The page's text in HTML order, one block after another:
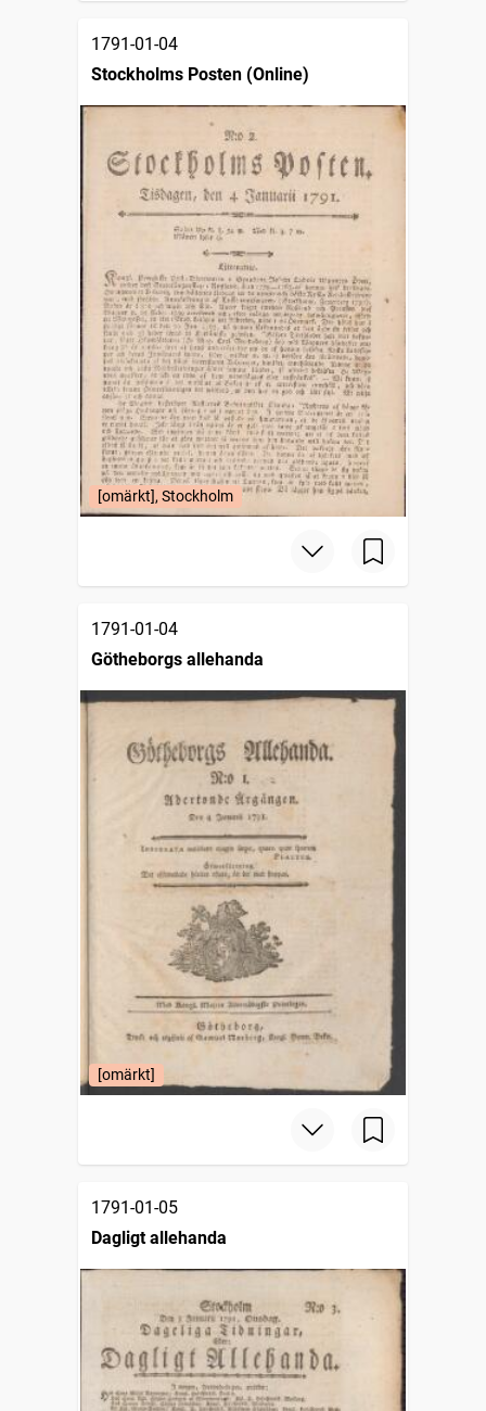
1791-01-04
Stockholms Posten (Online)
[omärkt], Stockholm
1791-01-04
Götheborgs allehanda
[omärkt]
1791-01-05
Dagligt allehanda